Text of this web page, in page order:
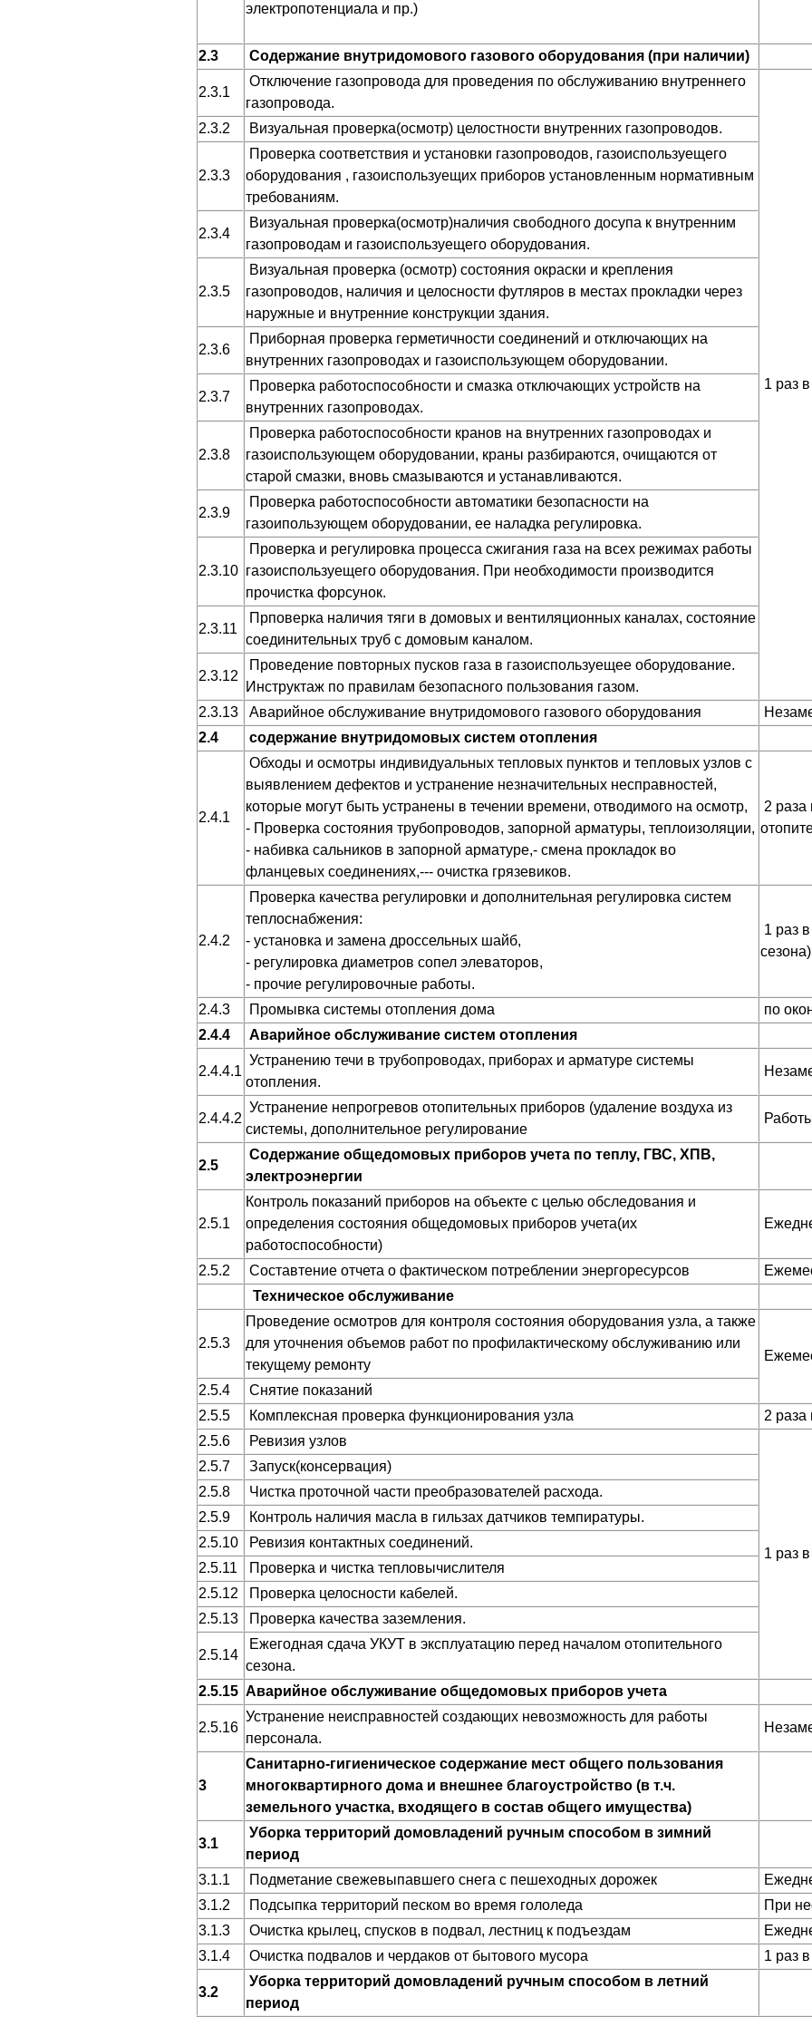
электропотенциала и пр.)
2.3 Содержание внутридомового газового оборудования (при наличии)
2.3.1
Отключение газопровода для проведения по обслуживанию внутреннего
газопровода.
1 раз в
2.3.2 Визуальная проверка(осмотр) целостности внутренних газопроводов.
2.3.3
Проверка соответствия и установки газопроводов, газоиспользуещего
оборудования , газоиспользуещих приборов установленным нормативным
требованиям.
2.3.4
Визуальная проверка(осмотр)наличия свободного досупа к внутренним
газопроводам и газоиспользуещего оборудования.
2.3.5
Визуальная проверка (осмотр) состояния окраски и крепления
газопроводов, наличия и целосности футляров в местах прокладки через
наружные и внутренние конструкции здания.
2.3.6
Приборная проверка герметичности соединений и отключающих на
внутренних газопроводах и газоиспользующем оборудовании.
2.3.7
Проверка работоспособности и смазка отключающих устройств на
внутренних газопроводах.
2.3.8
Проверка работоспособности кранов на внутренних газопроводах и
газоиспользующем оборудовании, краны разбираются, очищаются от
старой смазки, вновь смазываются и устанавливаются.
2.3.9
Проверка работоспособности автоматики безопасности на
газоипользующем оборудовании, ее наладка регулировка.
2.3.10
Проверка и регулировка процесса сжигания газа на всех режимах работы
газоиспользуещего оборудования. При необходимости производится
прочистка форсунок.
2.3.11
Прповерка наличия тяги в домовых и вентиляционных каналах, состояние
соединительных труб с домовым каналом.
2.3.12
Проведение повторных пусков газа в газоиспользуещее оборудование.
Инструктаж по правилам безопасного пользования газом.
2.3.13
Аварийное обслуживание внутридомового газового оборудования
2.4
содержание внутридомовых систем отопления
2.4.1
Обходы и осмотры индивидуальных тепловых пунктов и тепловых узлов с
выявлением дефектов и устранение незначительных несправностей,
которые могут быть устранены в течении времени, отводимого на осмотр,
- Проверка состояния трубопроводов, запорной арматуры, теплоизоляции,
- набивка сальников в запорной арматуре,- смена прокладок во
фланцевых соединениях,--- очистка грязевиков.
2 раза
2.4.2
Проверка качества регулировки и дополнительная регулировка систем
теплоснабжения:
- установка и замена дроссельных шайб,
- регулировка диаметров сопел элеваторов,
- прочие регулировочные работы.
1 раз
сезона)
2.4.3 Промывка системы отопления дома
по
2.4.4
Аварийное обслуживание систем отопления
2.4.4.1
Устранению течи в трубопроводах, приборах и арматуре системы
отопления.
2.4.4.2
Устранение непрогревов отопительных приборов (удаление воздуха из
системы, дополнительное регулирование
2.5
Содержание общедомовых приборов учета по теплу, ГВС, ХПВ,
электроэнергии
2.5.1
Контроль показаний приборов на объекте с целью обследования и
определения состояния общедомовых приборов учета(их
работоспособности)
2.5.2 Составтение отчета о фактическом потреблении энергоресурсов
Техническое обслуживание
2.5.3
Проведение осмотров для контроля состояния оборудования узла, а также
для уточнения объемов работ по профилактическому обслуживанию или
текущему ремонту
2.5.4
Снятие показаний
2.5.5
Комплексная проверка функционирования узла
2
2.5.6
Ревизия узлов
1 раз в
2.5.7
Запуск(консервация)
2.5.8
Чистка проточной части преобразователей расхода.
2.5.9
Контроль наличия масла в гильзах датчиков темпиратуры.
2.5.10
Ревизия контактных соединений.
2.5.11
Проверка и чистка тепловычислителя
2.5.12
Проверка целосности кабелей.
2.5.13
Проверка качества заземления.
2.5.14
Ежегодная сдача УКУТ в эксплуатацию перед началом отопительного
сезона.
2.5.15 Аварийное обслуживание общедомовых приборов учета
2.5.16
Устранение неисправностей создающих невозможность для работы
персонала.
3
Санитарно-гигиеническое содержание мест общего пользования
многоквартирного дома и внешнее благоустройство (в т.ч.
земельного участка, входящего в состав общего имущества)
3.1
Уборка территорий домовладений ручным способом в зимний
период
3.1.1
Подметание свежевыпавшего снега с пешеходных дорожек
3.1.2
Подсыпка территорий песком во время гололеда
При
3.1.3
Очистка крылец, спусков в подвал, лестниц к подъездам
3.1.4
Очистка подвалов и чердаков от бытового мусора 1 раз
3.2
Уборка территорий домовладений ручным способом в летний
период